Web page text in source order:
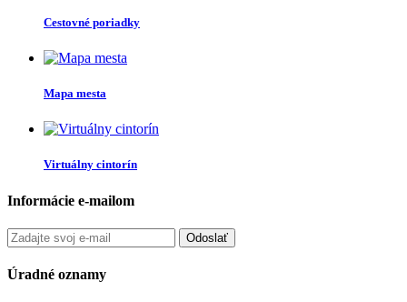
Cestovné poriadky
Mapa mesta
Virtuálny cintorín
Informácie e-mailom
Odoslať
Úradné oznamy